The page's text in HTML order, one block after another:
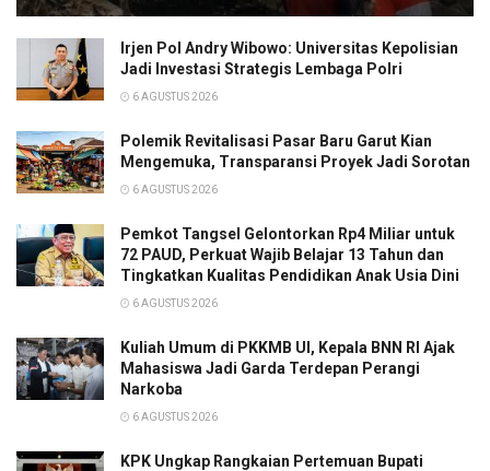
Irjen Pol Andry Wibowo: Universitas Kepolisian
Jadi Investasi Strategis Lembaga Polri
6 AGUSTUS 2026
Polemik Revitalisasi Pasar Baru Garut Kian
Mengemuka, Transparansi Proyek Jadi Sorotan
6 AGUSTUS 2026
Pemkot Tangsel Gelontorkan Rp4 Miliar untuk
72 PAUD, Perkuat Wajib Belajar 13 Tahun dan
Tingkatkan Kualitas Pendidikan Anak Usia Dini
6 AGUSTUS 2026
Kuliah Umum di PKKMB UI, Kepala BNN RI Ajak
Mahasiswa Jadi Garda Terdepan Perangi
Narkoba
6 AGUSTUS 2026
KPK Ungkap Rangkaian Pertemuan Bupati